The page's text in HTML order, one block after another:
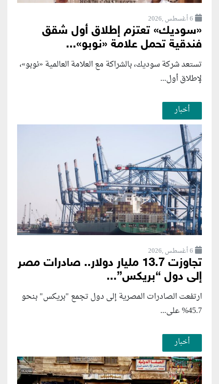
6 أغسطس ,2026
«سوديك» تعتزم إطلاق أول شقق
فندقية تحمل علامة «نوبو»...
تستعد شركة سوديك، بالشراكة مع العلامة العالمية «نوبو»،
لإطلاق أول...
أخبار
6 أغسطس ,2026
تجاوزت 13.7 مليار دولار.. صادرات مصر
إلى دول “بريكس”...
ارتفعت الصادرات المصرية إلى دول تجمع "بريكس" بنحو
45.7% على...
أخبار